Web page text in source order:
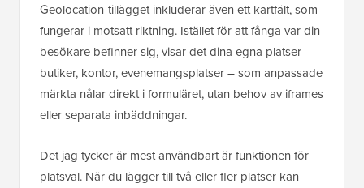
Geolocation-tillägget inkluderar även ett kartfält, som
fungerar i motsatt riktning. Istället för att fånga var din
besökare befinner sig, visar det dina egna platser –
butiker, kontor, evenemangsplatser – som anpassade
märkta nålar direkt i formuläret, utan behov av iframes
eller separata inbäddningar.
Det jag tycker är mest användbart är funktionen för
platsval. När du lägger till två eller fler platser kan